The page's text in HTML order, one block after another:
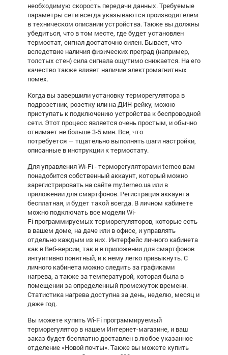
необходимую скорость передачи данных. Требуемые
параметры сети всегда указываются производителем
в техническом описании устройства. Также вы должны
убедиться, что в том месте, где будет установлен
термостат, сигнал достаточно силен. Бывает, что
вследствие наличия физических преград (например,
толстых стен) сила сигнала ощутимо снижается. На его
качество также влияет наличие электромагнитных
помех.
Когда вы завершили установку терморегулятора в
подрозетник, розетку или на ДИН-рейку, можно
приступать к подключению устройства к беспроводной
сети. Этот процесс является очень простым, и обычно
отнимает не больше 3-5 мин. Все, что
потребуется — тщательно выполнять шаги настройки,
описанные в инструкции к термостату.
Для управления Wi-Fi - терморегуляторами terneo вам
понадобится собственный аккаунт, который можно
зарегистрировать на сайте my.terneo.ua или в
приложении для смартфонов. Регистрация аккаунта
бесплатная, и будет такой всегда. В личном кабинете
можно подключать все моделиWi-
Fi программируемых терморегуляторов, которые есть
в вашем доме, на даче или в офисе, и управлять
отдельно каждым из них. Интерфейс личного кабинета
как в Веб-версии, так и в приложении для смартфонов
интуитивно понятный, и к нему легко привыкнуть. С
личного кабинета можно следить за графиками
нагрева, а также за температурой, которая была в
помещении за определенный промежуток времени.
Статистика нагрева доступна за день, неделю, месяц и
даже год.
Вы можете купить Wi-Fi программируемый
терморегулятор в нашем Интернет-магазине, и ваш
заказ будет бесплатно доставлен в любое указанное
отделение «Новой почты». Также вы можете купить